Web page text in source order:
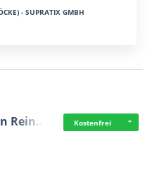
- SUPRATIX GMBH
Rein… Kostenfrei